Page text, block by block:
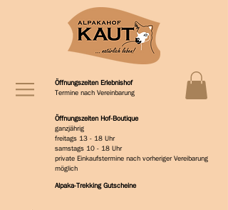
Öffnungszeiten Hof-Boutique
ganzjährig
freitags 13 - 18 Uhr
samstags 10 - 18 Uhr
private Einkaufstermine nach vorheriger Vereibarung
möglich
Öffnungszeiten Erlebnishof
Termine nach Vereinbarung
Alpaka-Trekking Gutscheine